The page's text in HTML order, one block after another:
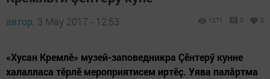
автор, 3 May 2017 - 12:53 1271 0 0
«Хусан Кремлӗ» музей-заповедникра Çӗнтерӳ кунне
халалласа тӗрлӗ мероприятисем иртӗç. Уява палăртма